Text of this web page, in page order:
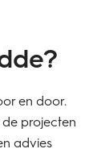
en door.
projecten
advies